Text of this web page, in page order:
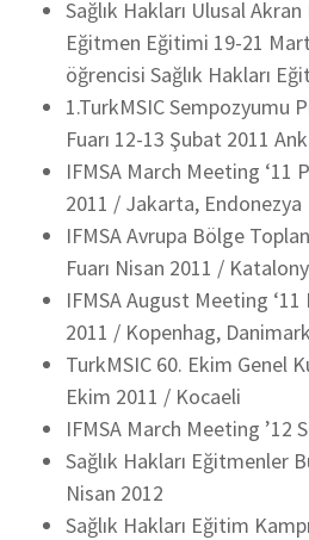
Sağlık Hakları Ulusal
Eğitmen Eğitimi 19-21
öğrencisi Sağlık Hakları
1.TurkMSIC Sempozyumu
Fuarı 12-13 Şubat 2011
IFMSA March Meeting ‘11
2011 / Jakarta, Endonezya
IFMSA Avrupa Bölge
Fuarı Nisan 2011 /
IFMSA August Meeting
2011 / Kopenhag,
TurkMSIC 60. Ekim Genel
Ekim 2011 / Kocaeli
IFMSA March Meeting ’12
Sağlık Hakları Eğitmenler
Nisan 2012
Sağlık Hakları Eğitim